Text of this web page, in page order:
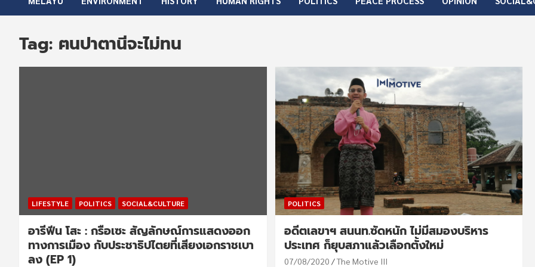
Tag: ฅนปาตานีจะไม่ทน
LIFESTYLE POLITICS SOCIAL&CULTURE
อารีฟีน โสะ : กรือเซะ สัญลักษณ์การแสดงออก
ทางการเมือง กับประชาธิปไตยที่เสียงเอกราชเบา
ลง (EP 1)
POLITICS
อดีตเลขาฯ สนนท.ซัดหนัก ไม่มีสมองบริหาร
ประเทศ ก็ยุบสภาแล้วเลือกตั้งใหม่
07/08/2020 The Motive III